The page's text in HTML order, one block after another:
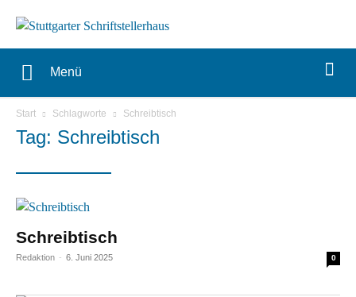
Menü
Start Schlagworte Schreibtisch
Tag: Schreibtisch
Schreibtisch
Redaktion - 6. Juni 2025 0